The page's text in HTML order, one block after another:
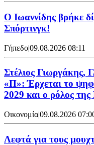
Ο Ιωαννίδης βρήκε
Σπόρτινγκ!
Γήπεδο|09.08.2026 08:11
Στέλιος Γιωργάκης,
«Π»: Έρχεται το
2029 και ο ρόλος
Οικονομία|09.08.2026
Λεφτά για τους